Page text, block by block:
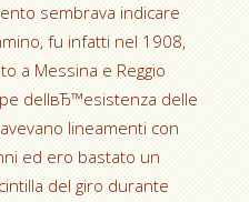
sembrava indicare
fu infatti nel 1908,
a Messina e Reggio
dellвЂ™esistenza delle
lineamenti con
ed ero bastato un
del giro durante